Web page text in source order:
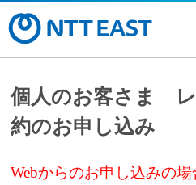
個人のお客さま
約のお申し込み
Webからのお申し込みの